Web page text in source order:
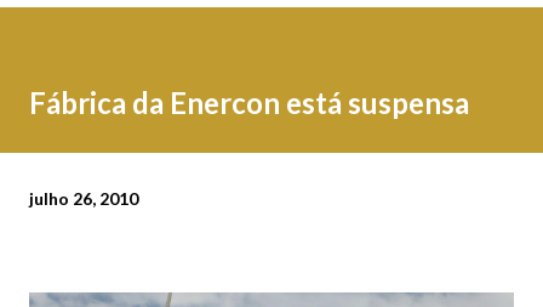
Fábrica da Enercon está suspensa
julho 26, 2010